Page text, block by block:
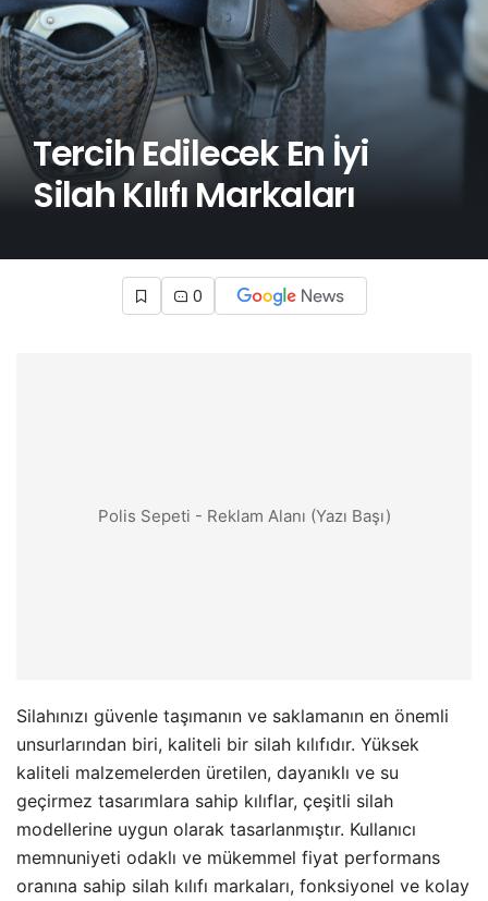
Tercih Edilecek En İyi
Silah Kılıfı Markaları
0
Polis Sepeti - Reklam Alanı (Yazı Başı)
Silahınızı güvenle taşımanın ve saklamanın en önemli
unsurlarından biri, kaliteli bir silah kılıfıdır. Yüksek
kaliteli malzemelerden üretilen, dayanıklı ve su
geçirmez tasarımlara sahip kılıflar, çeşitli silah
modellerine uygun olarak tasarlanmıştır. Kullanıcı
memnuniyeti odaklı ve mükemmel fiyat performans
oranına sahip silah kılıfı markaları, fonksiyonel ve kolay